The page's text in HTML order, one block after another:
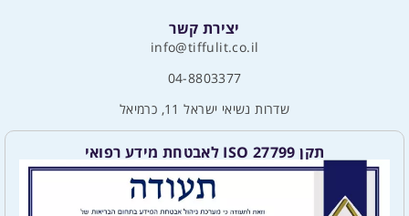
יצירת קשר
info@tiffulit.co.il
04-8803377
שדרות נשיאי ישראל 11, כרמיאל
תקן ISO 27799 לאבטחת מידע רפואי